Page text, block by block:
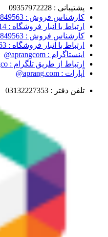
پشتیبانی : 09357972228
کارشناس فروش : 09134849563
ارتباط با انبار فروشگاه : 09132848814
کارشناس فروش : 09134849563
ارتباط با انبار فروشگاه : 09134849563
اینستاگرام : aprangcom@
ارتباط از طریق تلگرام : aprangco@
آپارات : aprang.com@
تلفن دفتر : 03132227353